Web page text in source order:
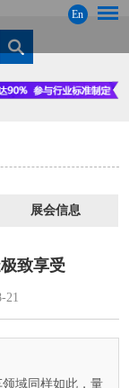
En
展会信息
致享受
21
域同样如此，量